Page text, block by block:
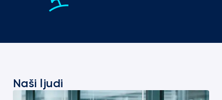
Naši ljudi